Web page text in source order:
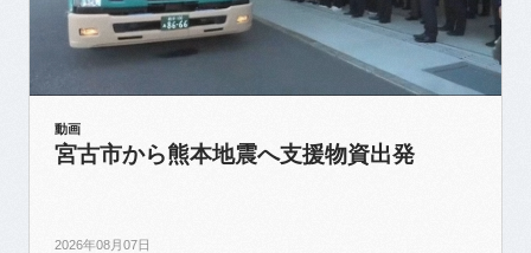
動画
宮古市から熊本地震へ支援物資出発
2026年08月07日